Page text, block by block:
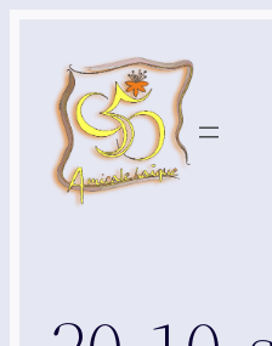
contenu